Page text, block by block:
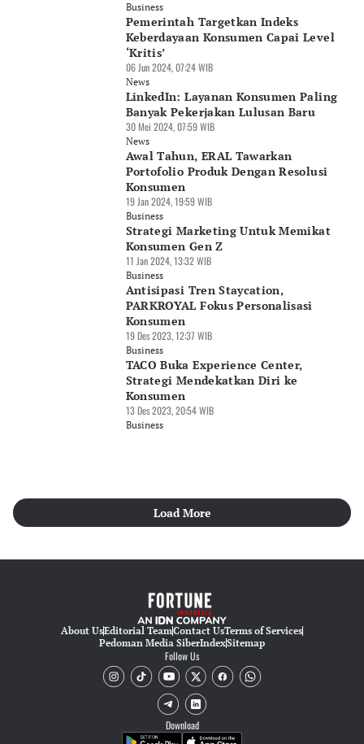
Business
Pemerintah Targetkan Indeks
Keberdayaan Konsumen Capai Level
‘Kritis’
06 Jun 2024, 07:24 WIB
News
LinkedIn: Layanan Konsumen Paling
Banyak Pekerjakan Lulusan Baru
30 Mei 2024, 07:59 WIB
News
Awal Tahun, ERAL Tawarkan
Portofolio Produk Dengan Resolusi
Konsumen
19 Jan 2024, 19:59 WIB
Business
Strategi Marketing Untuk Memikat
Konsumen Gen Z
11 Jan 2024, 13:32 WIB
Business
Antisipasi Tren Staycation,
PARKROYAL Fokus Personalisasi
Konsumen
19 Des 2023, 12:37 WIB
Business
TACO Buka Experience Center,
Strategi Mendekatkan Diri ke
Konsumen
13 Des 2023, 20:54 WIB
Business
Load More
About UsEditorial TeamContact UsTerms of Services
Pedoman Media SiberIndexSitemap
Follow Us
Download